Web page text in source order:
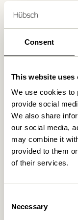
Consent
This website uses
We use cookies to
provide social
We also share
our social media,
may combine it
provided to them
of their services.
Selection
Necessary
30 Tage
Ähnliche
Lote Vase Sandfarben